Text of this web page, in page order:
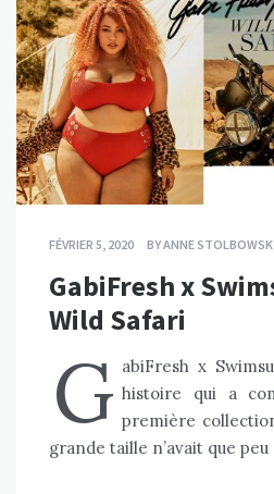
FÉVRIER 5, 2020 BYANNE
GabiFresh x
Wild Safari
G abiFresh x
histoire qui a
première
grande taille n’avait que peu